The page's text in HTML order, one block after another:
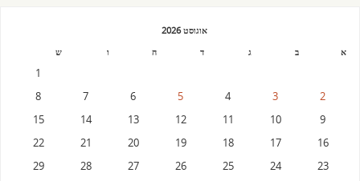
אוגוסט 2026
א
ב ג ד ה ו ש
1
2
3
4
5
6
7
8
9
10
11
12
13
14
15
16
17
18
19
20
21
22
23
24
25
26
27
28
29